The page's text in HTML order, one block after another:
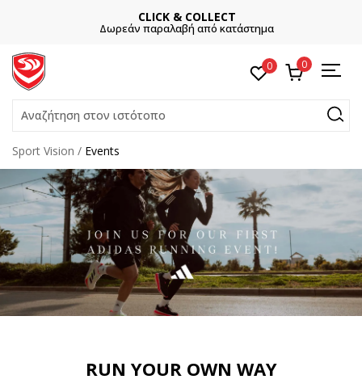
CLICK & COLLECT
Δωρεάν παραλαβή από κατάστημα
0 0
Αναζήτηση στον ιστότοπο
Sport Vision Events
RUN YOUR OWN WAY